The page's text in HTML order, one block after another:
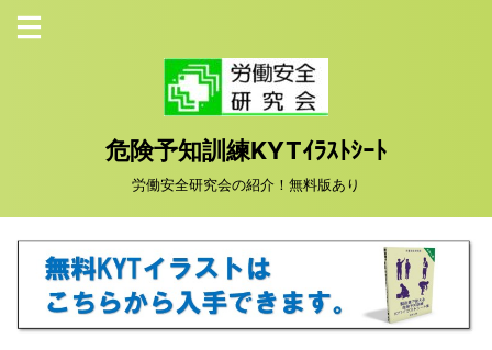
危険予知訓練KYTｲﾗｽﾄｼｰﾄ
労働安全研究会の紹介！無料版あり